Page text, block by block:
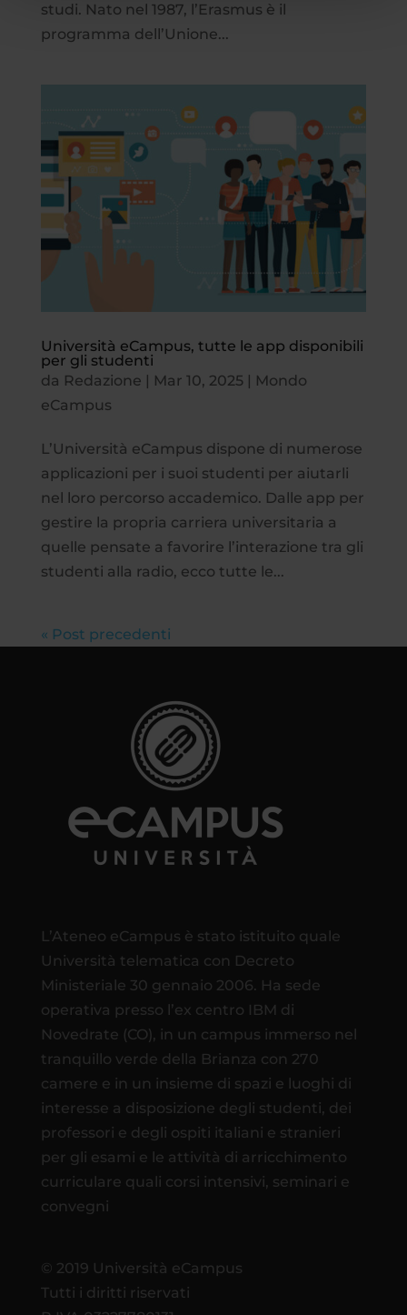
studi. Nato nel 1987, l’Erasmus è il
programma dell’Unione...
Università eCampus, tutte le app disponibili
per gli studenti
da Redazione | Mar 10, 2025 | Mondo
eCampus
L’Università eCampus dispone di numerose
applicazioni per i suoi studenti per aiutarli
nel loro percorso accademico. Dalle app per
gestire la propria carriera universitaria a
quelle pensate a favorire l’interazione tra gli
studenti alla radio, ecco tutte le...
« Post precedenti
L’Ateneo eCampus è stato istituito quale
Università telematica con Decreto
Ministeriale 30 gennaio 2006. Ha sede
operativa presso l’ex centro IBM di
Novedrate (CO), in un campus immerso nel
tranquillo verde della Brianza con 270
camere e in un insieme di spazi e luoghi di
interesse a disposizione degli studenti, dei
professori e degli ospiti italiani e stranieri
per gli esami e le attività di arricchimento
curriculare quali corsi intensivi, seminari e
convegni
© 2019 Università eCampus
Tutti i diritti riservati